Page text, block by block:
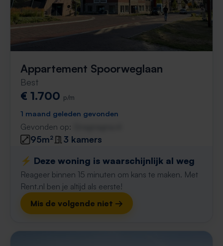
Appartement Spoorweglaan
Best
€ 1.700 p/m
1 maand geleden gevonden
Gevonden op:
95m²
3 kamers
⚡️ Deze woning is waarschijnlijk al weg
Reageer binnen 15 minuten om kans te maken. Met
Rent.nl ben je altijd als eerste!
Mis de volgende niet →